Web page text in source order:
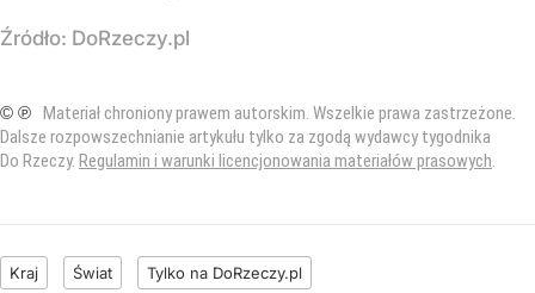
Źródło: DoRzeczy.pl
© ℗ Materiał chroniony prawem autorskim. Wszelkie prawa zastrzeżone.
Dalsze rozpowszechnianie artykułu tylko za zgodą wydawcy tygodnika
Do Rzeczy. Regulamin i warunki licencjonowania materiałów prasowych.
Kraj Świat Tylko na DoRzeczy.pl